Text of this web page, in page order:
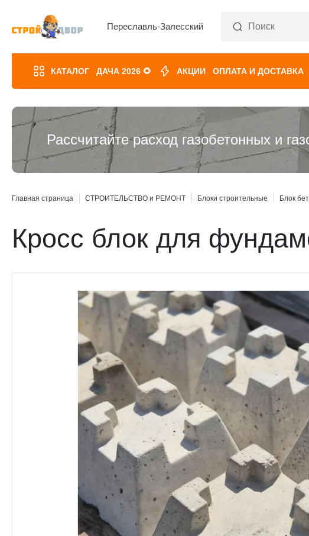
Переславль-Залесский
КАТАЛОГ ДАЧА 2026 🌻 АКЦИИ ОПЛАТА И ДОСТАВКА
Рассчитайте расход газобетонных и
Главная страница СТРОИТЕЛЬСТВО и РЕМОНТ Блоки строительные Блок
Кросс блок для